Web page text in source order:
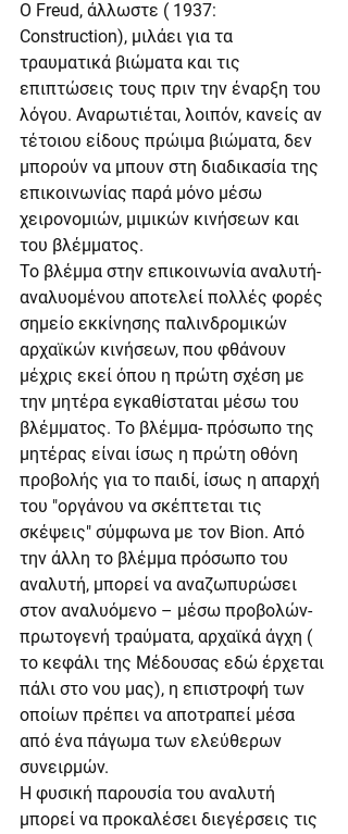
Ο Freud, άλλωστε ( 1937:
Construction), μιλάει για τα
τραυματικά βιώματα και τις
επιπτώσεις τους πριν την έναρξη του
λόγου. Αναρωτιέται, λοιπόν, κανείς αν
τέτοιου είδους πρώιμα βιώματα, δεν
μπορούν να μπουν στη διαδικασία της
επικοινωνίας παρά μόνο μέσω
χειρονομιών, μιμικών κινήσεων και
του βλέμματος.
Το βλέμμα στην επικοινωνία αναλυτή-
αναλυομένου αποτελεί πολλές φορές
σημείο εκκίνησης παλινδρομικών
αρχαϊκών κινήσεων, που φθάνουν
μέχρις εκεί όπου η πρώτη σχέση με
την μητέρα εγκαθίσταται μέσω του
βλέμματος. Το βλέμμα- πρόσωπο της
μητέρας είναι ίσως η πρώτη οθόνη
προβολής για το παιδί, ίσως η απαρχή
του "οργάνου να σκέπτεται τις
σκέψεις" σύμφωνα με τον Bion. Από
την άλλη το βλέμμα πρόσωπο του
αναλυτή, μπορεί να αναζωπυρώσει
στον αναλυόμενο – μέσω προβολών-
πρωτογενή τραύματα, αρχαϊκά άγχη (
το κεφάλι της Μέδουσας εδώ έρχεται
πάλι στο νου μας), η επιστροφή των
οποίων πρέπει να αποτραπεί μέσα
από ένα πάγωμα των ελεύθερων
συνειρμών.
Η φυσική παρουσία του αναλυτή
μπορεί να προκαλέσει διεγέρσεις τις